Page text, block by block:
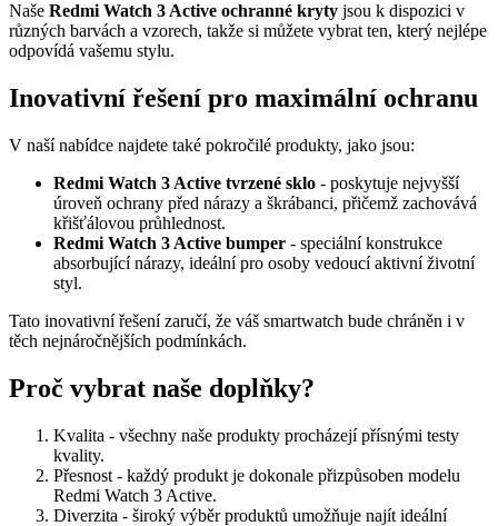
Naše Redmi Watch 3 Active ochranné kryty jsou k dispozici v
různých barvách a vzorech, takže si můžete vybrat ten, který nejlépe
odpovídá vašemu stylu.
Inovativní řešení pro maximální ochranu
V naší nabídce najdete také pokročilé produkty, jako jsou:
Redmi Watch 3 Active tvrzené sklo - poskytuje nejvyšší
úroveň ochrany před nárazy a škrábanci, přičemž zachovává
křišťálovou průhlednost.
Redmi Watch 3 Active bumper - speciální konstrukce
absorbující nárazy, ideální pro osoby vedoucí aktivní životní
styl.
Tato inovativní řešení zaručí, že váš smartwatch bude chráněn i v
těch nejnáročnějších podmínkách.
Proč vybrat naše doplňky?
Kvalita - všechny naše produkty procházejí přísnými testy
kvality.
Přesnost - každý produkt je dokonale přizpůsoben modelu
Redmi Watch 3 Active.
Diverzita - široký výběr produktů umožňuje najít ideální